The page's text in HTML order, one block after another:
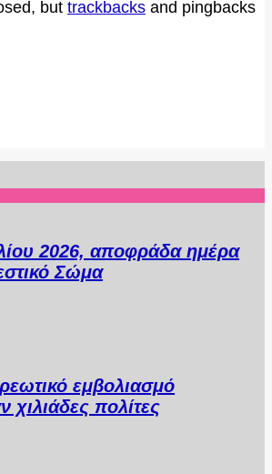
but trackbacks and pingbacks
2026, αποφράδα ημέρα
Σώμα
εμβολιασμό
πολίτες